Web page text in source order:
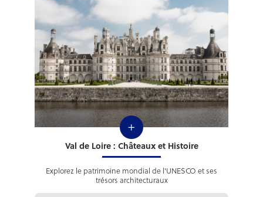
+
Val de Loire : Châteaux et Histoire
Explorez le patrimoine mondial de l'UNESCO et ses
trésors architecturaux